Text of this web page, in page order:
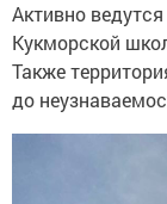
Активно
Кукморской
Также
до